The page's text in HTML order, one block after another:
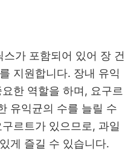
가 포함되어 있어 장 건
지원합니다. 장내 유익
한 역할을 하며, 요구르
유익균의 수를 늘릴 수
르트가 있으므로, 과일
게 즐길 수 있습니다.